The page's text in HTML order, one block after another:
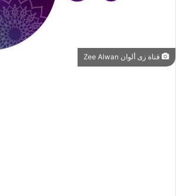
قناة زى ألوان Zee Alwan